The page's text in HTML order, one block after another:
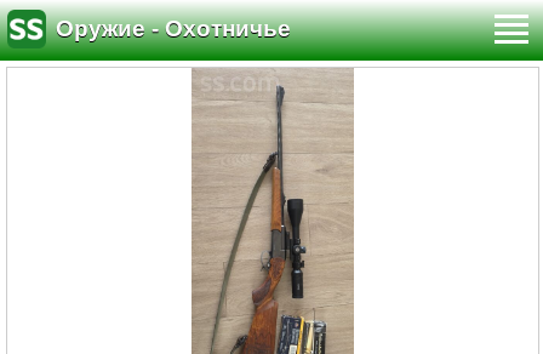
Оружие - Охотничье